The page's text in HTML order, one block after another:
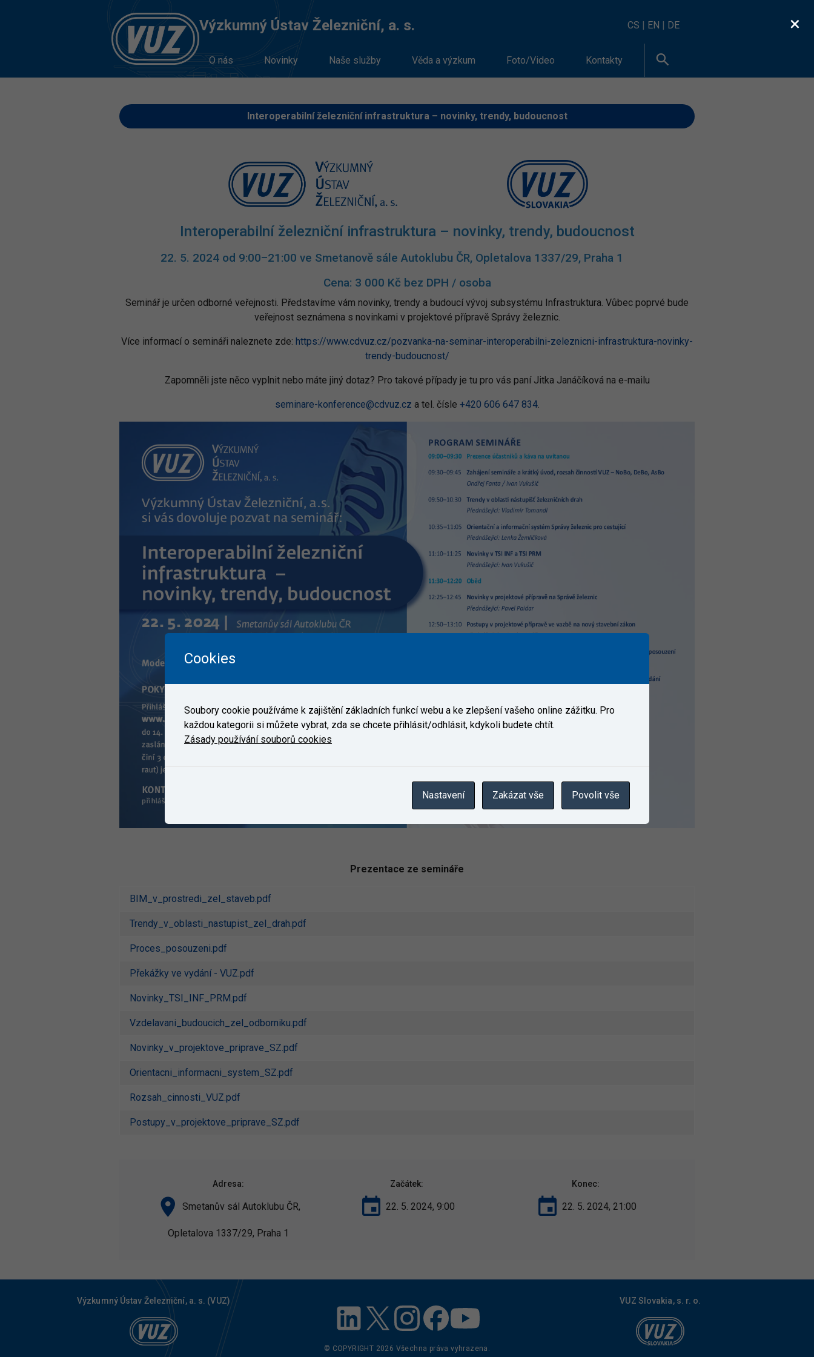
Výzkumný Ústav Železniční, a. s. CS | EN | DE
O nás Novinky Naše služby Věda a výzkum Foto/Video Kontakty
Interoperabilní železniční infrastruktura – novinky, trendy, budoucnost
Interoperabilní železniční infrastruktura – novinky, trendy, budoucnost
22. 5. 2024 od 9:00–21:00 ve Smetanově sále Autoklubu ČR, Opletalova 1337/29, Praha 1
Cena: 3 000 Kč bez DPH / osoba
Seminář je určen odborné veřejnosti. Představíme vám novinky, trendy a budoucí vývoj subsystému Infrastruktura. Vůbec poprvé bude
veřejnost seznámena s novinkami v projektové přípravě Správy železnic.
Více informací o semináři naleznete zde: https://www.cdvuz.cz/pozvanka-na-seminar-interoperabilni-zeleznicni-infrastruktura-novinky-
trendy-budoucnost/
Zapomněli jste něco vyplnit nebo máte jiný dotaz? Pro takové případy je tu pro vás paní Jitka Janáčíková na e-mailu
seminare-konference@cdvuz.cz a tel. čísle +420 606 647 834.
Prezentace ze semináře
BIM_v_prostredi_zel_staveb.pdf
Trendy_v_oblasti_nastupist_zel_drah.pdf
Proces_posouzeni.pdf
Překážky ve vydání - VUZ.pdf
Novinky_TSI_INF_PRM.pdf
Vzdelavani_budoucich_zel_odborniku.pdf
Novinky_v_projektove_priprave_SZ.pdf
Orientacni_informacni_system_SZ.pdf
Rozsah_cinnosti_VUZ.pdf
Postupy_v_projektove_priprave_SZ.pdf
Adresa:
Smetanův sál Autoklubu ČR,
Opletalova 1337/29, Praha 1
Začátek:
22. 5. 2024, 9:00
Konec:
22. 5. 2024, 21:00
Výzkumný Ústav Železniční, a. s. (VUZ)
© COPYRIGHT 2026 Všechna práva vyhrazena.
VUZ Slovakia, s. r. o.
×
Cookies
Soubory cookie používáme k zajištění základních funkcí webu a ke zlepšení vašeho online zážitku. Pro
každou kategorii si můžete vybrat, zda se chcete přihlásit/odhlásit, kdykoli budete chtít.
Zásady používání souborů cookies
Nastavení Zakázat vše Povolit vše